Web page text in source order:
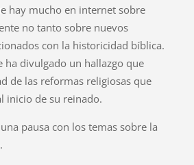
hay mucho en internet sobre
no tanto sobre nuevos
con la historicidad bíblica.
ha divulgado un hallazgo que
de las reformas religiosas que
inicio de su reinado.
pausa con los temas sobre la